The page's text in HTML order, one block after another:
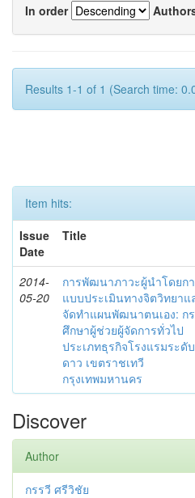
In order
Results 1-1 of 1 (Search time:
Item hits:
Issue
Date
Title
2014-
05-20
การพัฒนาภาวะผู้นำโดยก
แบบประเมินทางจิตวิทยาแ
จัดทำแผนพัฒนาตนเอง: ก
ศึกษาผู้ช่วยผู้จัดการทั่วไป
ประเภทธุรกิจโรงแรมระดั
ดาว เขตราชเทวี
กรุงเทพมหานคร
Discover
Author
กรรวี ศรีวิชัย